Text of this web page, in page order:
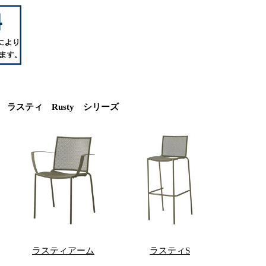
ラスティ Rusty シリーズ
ラスティアーム ラスティS